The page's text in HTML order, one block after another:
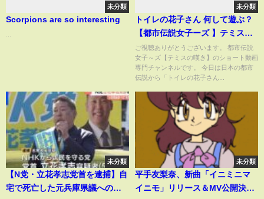
未分類
Scorpions are so interesting
未分類
トイレの花子さん 何して遊ぶ？
【都市伝説女子ーズ 】テミスの
嘆き #Shorts
ご視聴ありがとうございます。 都市伝説
女子～ズ【テミスの嘆き】のショート動画
専門チャンネルです。 今日は日本の都市
伝説から「トイレの花子さん...
未分類
【N党・立花孝志党首を逮捕】自
宅で死亡した元兵庫県議への名
未分類
平手友梨奈、新曲「イニミニマ
イニモ」リリース＆MV公開決